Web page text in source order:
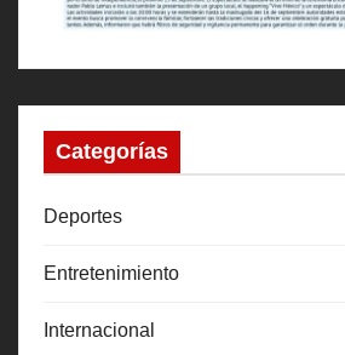
Categorías
Deportes
Entretenimiento
Internacional